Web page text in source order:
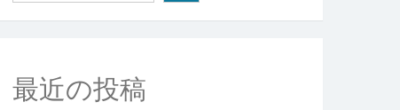
最近の投稿